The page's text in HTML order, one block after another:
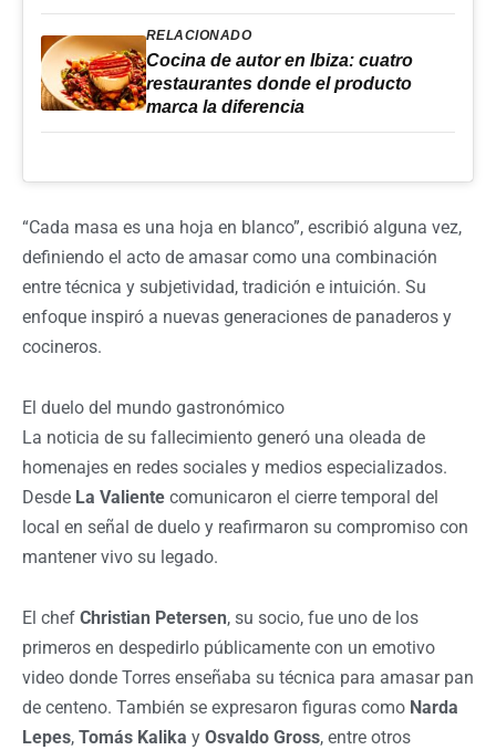
RELACIONADO
Cocina de autor en Ibiza: cuatro
restaurantes donde el producto
marca la diferencia
“Cada masa es una hoja en blanco”, escribió alguna vez,
definiendo el acto de amasar como una combinación
entre técnica y subjetividad, tradición e intuición. Su
enfoque inspiró a nuevas generaciones de panaderos y
cocineros.
El duelo del mundo gastronómico
La noticia de su fallecimiento generó una oleada de
homenajes en redes sociales y medios especializados.
Desde La Valiente comunicaron el cierre temporal del
local en señal de duelo y reafirmaron su compromiso con
mantener vivo su legado.
El chef Christian Petersen, su socio, fue uno de los
primeros en despedirlo públicamente con un emotivo
video donde Torres enseñaba su técnica para amasar pan
de centeno. También se expresaron figuras como Narda
Lepes, Tomás Kalika y Osvaldo Gross, entre otros